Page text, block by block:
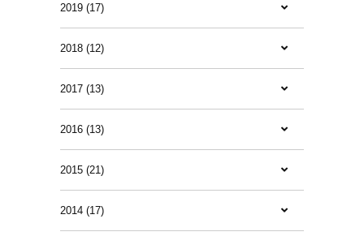
2019 (17)
2018 (12)
2017 (13)
2016 (13)
2015 (21)
2014 (17)